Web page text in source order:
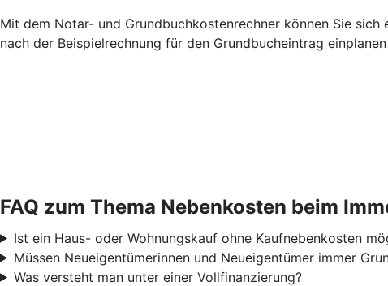
Mit dem Notar- und Grundbuchkostenrechner können Sie
nach der Beispielrechnung für den Grundbucheintrag einplanen
FAQ zum Thema Nebenkosten beim
Ist ein Haus- oder Wohnungskauf ohne Kaufnebenkosten
Müssen Neueigentümerinnen und Neueigentümer immer
Was versteht man unter einer Vollfinanzierung?